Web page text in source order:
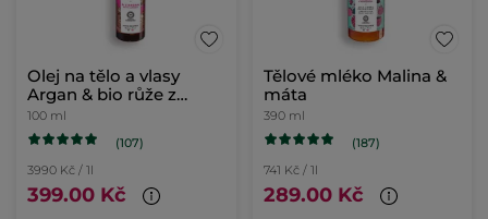
Olej na tělo a vlasy
Argan & bio růže z
Maroka
100 ml
(107)
3990 Kč / 1l
399.00 Kč
Tělové mléko Malina &
máta
390 ml
(187)
741 Kč / 1l
289.00 Kč